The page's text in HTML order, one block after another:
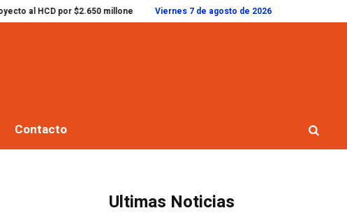
para la Secundaria 8 Ramiro Egüen participó del Foro de Intendentes e
Viernes 7 de agosto de 2026
Contacto
Ultimas Noticias